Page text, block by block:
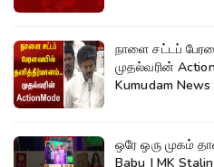
நாளை சட்டப்
முதல்வரின்
Kumudam News
ஒரே ஒரு முகம் தான்
Babu | MK